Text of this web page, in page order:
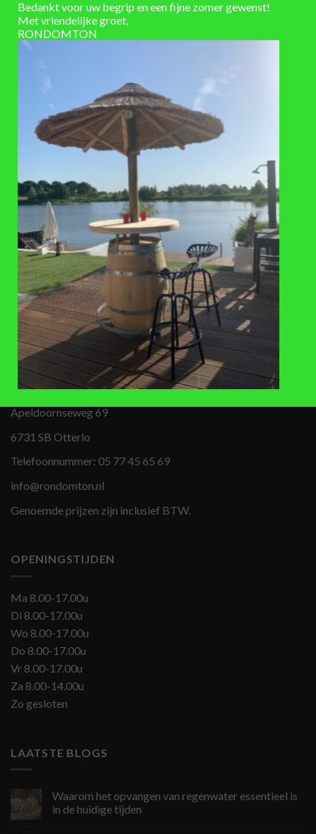
Unieke regentonnen uit voorraad leverbaar
Winkel en showtuin in de buurt van Arnhem/Ede
Verzending berekend in winkelmand
AANVULLENDE INFORMATIE
AFMETINGEN
Lengte 35 cm x Breedte 35 cm x Hoogte 75
cm x Diameter 35 cm
Eiken hout – gebruikt
LEVERTIJD 11-15 werkdagen
BEZOEKADRES
Apeldoornseweg 69
6731 SB Otterlo
Telefoonnummer: 05 77 45 65 69
info@rondomton.nl
Genoemde prijzen zijn inclusief BTW.
OPENINGSTIJDEN
Ma 8.00-17.00u
Di 8.00-17.00u
Wo 8.00-17.00u
Do 8.00-17.00u
Vr 8.00-17.00u
Za 8.00-14.00u
Zo gesloten
LAATSTE BLOGS
Waarom het opvangen van regenwater essentieel is
in de huidige tijden
Bedankt voor uw begrip en een fijne zomer gewenst!
Met vriendelijke groet,
RONDOMTON